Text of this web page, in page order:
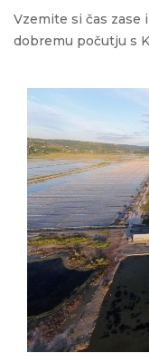
Vzemite si čas zase
dobremu počutju s